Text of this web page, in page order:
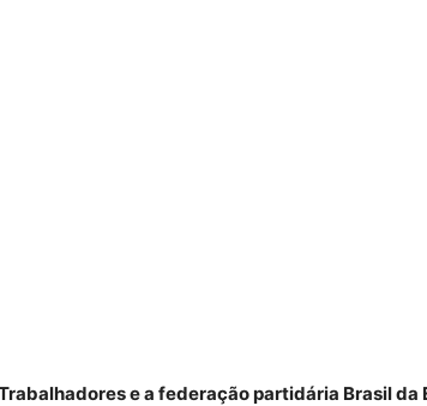
e a federação partidária Brasil da